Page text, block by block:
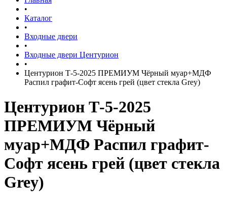
•
Каталог
•
Входные двери
•
Входные двери Центурион
•
Центурион Т-5-2025 ПРЕМИУМ Чёрный муар+МДФ
Распил графит-Софт ясень грей (цвет стекла Grey)
Центурион Т-5-2025
ПРЕМИУМ Чёрный
муар+МДФ Распил графит-
Софт ясень грей (цвет стекла
Grey)